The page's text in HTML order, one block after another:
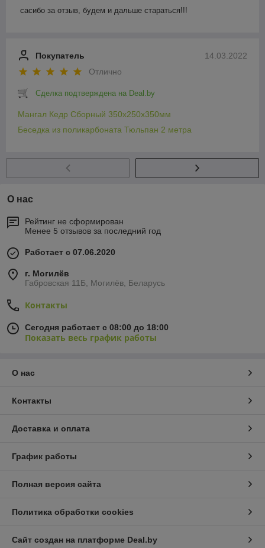
сасибо за отзыв, будем и дальше стараться!!!
14.03.2022
Покупатель
Отлично
Сделка подтверждена на Deal.by
Мангал Кедр Сборный 350x250x350мм
Беседка из поликарбоната Тюльпан 2 метра
О нас
Рейтинг не сформирован
Менее 5 отзывов за последний год
Работает с 07.06.2020
г. Могилёв
Габровская 11Б, Могилёв, Беларусь
Контакты
Сегодня работает с 08:00 до 18:00
Показать весь график работы
О нас
Контакты
Доставка и оплата
График работы
Полная версия сайта
Политика обработки cookies
Сайт создан на платформе Deal.by